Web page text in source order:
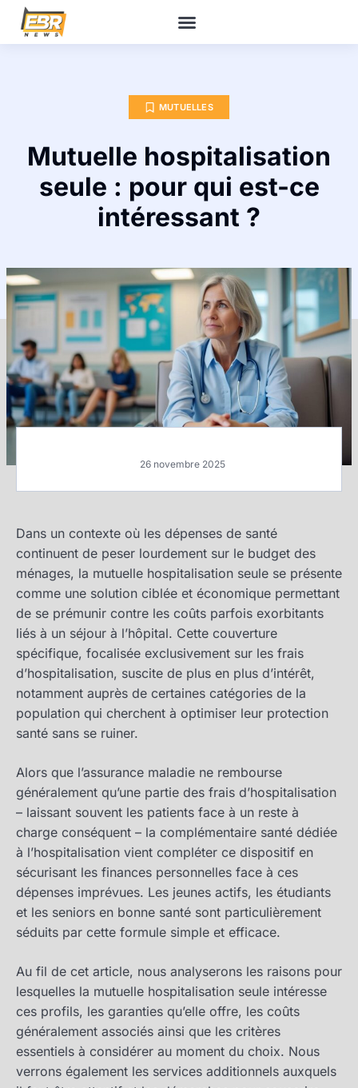
MUTUELLES
Mutuelle hospitalisation
seule : pour qui est-ce
intéressant ?
26 novembre 2025
Dans un contexte où les dépenses de santé
continuent de peser lourdement sur le budget des
ménages, la mutuelle hospitalisation seule se présente
comme une solution ciblée et économique permettant
de se prémunir contre les coûts parfois exorbitants
liés à un séjour à l’hôpital. Cette couverture
spécifique, focalisée exclusivement sur les frais
d’hospitalisation, suscite de plus en plus d’intérêt,
notamment auprès de certaines catégories de la
population qui cherchent à optimiser leur protection
santé sans se ruiner.
Alors que l’assurance maladie ne rembourse
généralement qu’une partie des frais d’hospitalisation
– laissant souvent les patients face à un reste à
charge conséquent – la complémentaire santé dédiée
à l’hospitalisation vient compléter ce dispositif en
sécurisant les finances personnelles face à ces
dépenses imprévues. Les jeunes actifs, les étudiants
et les seniors en bonne santé sont particulièrement
séduits par cette formule simple et efficace.
Au fil de cet article, nous analyserons les raisons pour
lesquelles la mutuelle hospitalisation seule intéresse
ces profils, les garanties qu’elle offre, les coûts
généralement associés ainsi que les critères
essentiels à considérer au moment du choix. Nous
verrons également les services additionnels auxquels